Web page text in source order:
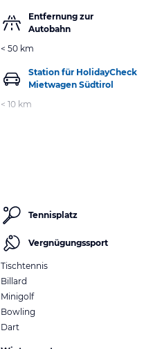
Entfernung zur
Autobahn
< 50 km
Station für HolidayCheck
Mietwagen Südtirol
< 10 km
Tennisplatz
Vergnügungssport
Tischtennis
Billard
Minigolf
Bowling
Dart